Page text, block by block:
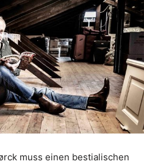
muss einen bestialischen